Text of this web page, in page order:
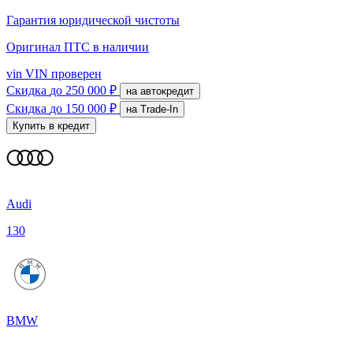
Гарантия юридической чистоты
Оригинал ПТС в наличии
vin VIN проверен
Скидка до 250 000 ₽ на автокредит
Скидка до 150 000 ₽
на Trade-In
Купить в кредит
Audi
130
BMW